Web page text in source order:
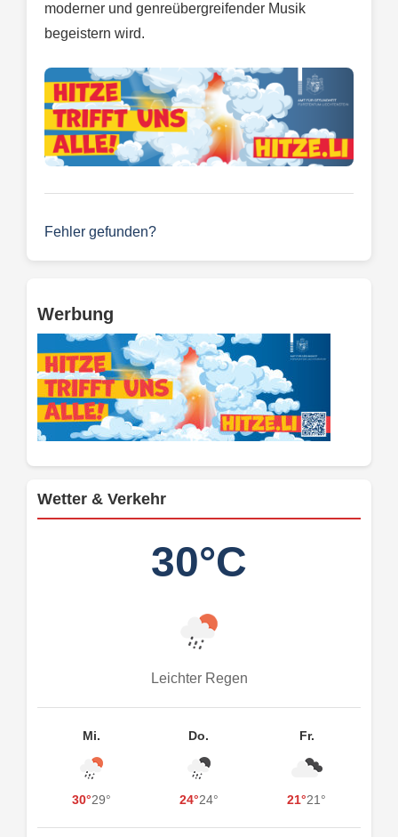
moderner und genreübergreifender Musik
begeistern wird.
Fehler gefunden?
Werbung
Wetter & Verkehr
30°C
Leichter Regen
Mi.
30°29°
Do.
24°24°
Fr.
21°21°